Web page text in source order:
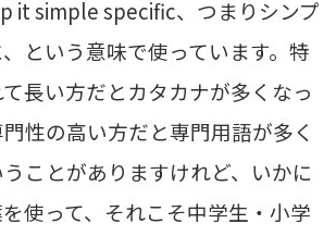
it simple specific、つまりシンプ
という意味で使っています。特
長い方だとカタカナが多くなっ
性の高い方だと専門用語が多く
ことがありますけれど、いかに
使って、それこそ中学生・小学